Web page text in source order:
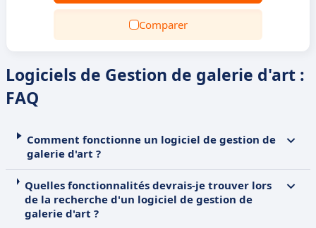
Comparer
Logiciels de Gestion de galerie d'art :
FAQ
Comment fonctionne un logiciel de gestion de
galerie d'art ?
Quelles fonctionnalités devrais-je trouver lors
de la recherche d'un logiciel de gestion de
galerie d'art ?